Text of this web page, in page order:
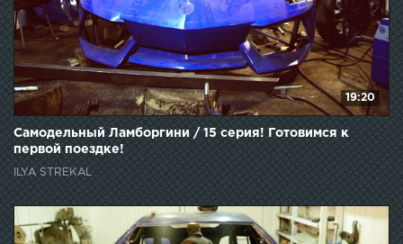
19:20
Самодельный Ламборгини / 15 серия! Готовимся к
первой поездке!
ILYA STREKAL